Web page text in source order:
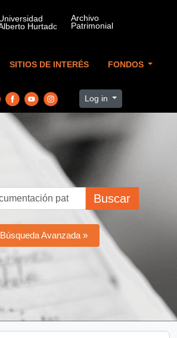
SITIOS DE INTERÉS FONDOS
Log in
Buscar
Búsqueda Avanzada »